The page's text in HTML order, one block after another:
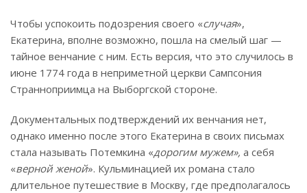
Чтобы успокоить подозрения своего «случая»,
Екатерина, вполне возможно, пошла на смелый шаг —
тайное венчание с ним. Есть версия, что это случилось в
июне 1774 года в неприметной церкви Сампсония
Странноприимца на Выборгской стороне.
Документальных подтверждений их венчания нет,
однако именно после этого Екатерина в своих письмах
стала называть Потемкина «дорогим мужем», а себя
«верной женой». Кульминацией их романа стало
длительное путешествие в Москву, где предполагалось